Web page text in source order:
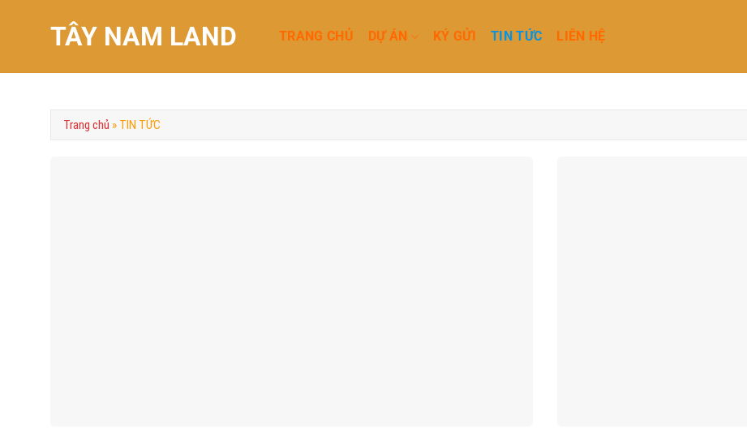
dung
TÂY NAM LAND TRANG CHỦ DỰ ÁN KÝ GỬI TIN TỨC LIÊN HỆ
Trang chủ » TIN TỨC